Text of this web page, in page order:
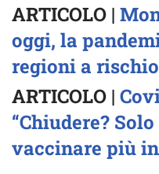
ARTICOLO |
oggi, la
regioni a
ARTICOLO |
“Chiudere?
vaccinare più